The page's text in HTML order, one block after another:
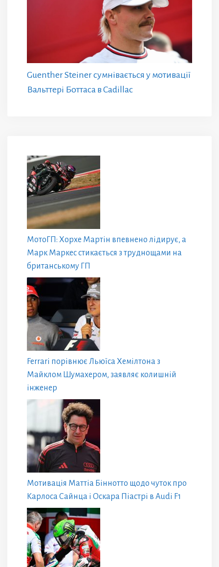
Guenther Steiner сумнівається у мотивації
Вальттері Боттаса в Cadillac
МотоГП: Хорхе Мартін впевнено лідирує, а
Марк Маркес стикається з труднощами на
британському ГП
Ferrari порівнює Льюїса Хемілтона з
Майклом Шумахером, заявляє колишній
інженер
Мотивація Маттіа Біннотто щодо чуток про
Карлоса Сайнца і Оскара Піастрі в Audi F1